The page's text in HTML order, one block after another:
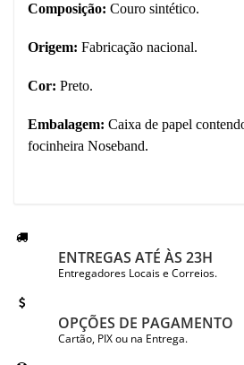
Composição: Couro sintético.
Origem: Fabricação nacional.
Cor: Preto.
Embalagem: Caixa de papel
focinheira Noseband.
ENTREGAS ATÉ ÀS 23H
Entregadores Locais e Correios.
OPÇÕES DE PAGAMENTO
Cartão, PIX ou na Entrega.